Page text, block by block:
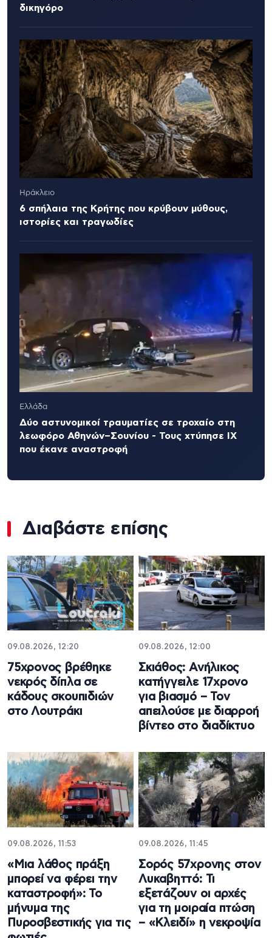
δικηγόρο
Ηράκλειο
6 σπήλαια της Κρήτης που κρύβουν μύθους,
ιστορίες και τραγωδίες
Ελλάδα
Δύο αστυνομικοί τραυματίες σε τροχαίο στη
λεωφόρο Αθηνών–Σουνίου - Τους χτύπησε ΙΧ
που έκανε αναστροφή
Διαβάστε επίσης
09.08.2026, 12:20
75χρονος βρέθηκε
νεκρός δίπλα σε
κάδους σκουπιδιών
στο Λουτράκι
09.08.2026, 12:00
Σκιάθος: Ανήλικος
κατήγγειλε 17χρονο
για βιασμό – Τον
απειλούσε με διαρροή
βίντεο στο διαδίκτυο
09.08.2026, 11:53
«Μια λάθος πράξη
μπορεί να φέρει την
καταστροφή»: Το
μήνυμα της
Πυροσβεστικής για τις
09.08.2026, 11:45
Σορός 57χρονης στον
Λυκαβηττό: Τι
εξετάζουν οι αρχές
για τη μοιραία πτώση
– «Κλειδί» η νεκροψία